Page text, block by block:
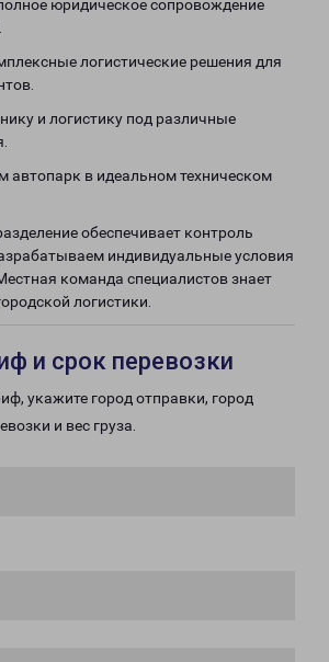
юридическое сопровождение
логистические решения для
и логистику под различные
в идеальном техническом
обеспечивает контроль
индивидуальные условия
команда специалистов знает
логистики.
и срок перевозки
укажите город отправки, город
и вес груза.